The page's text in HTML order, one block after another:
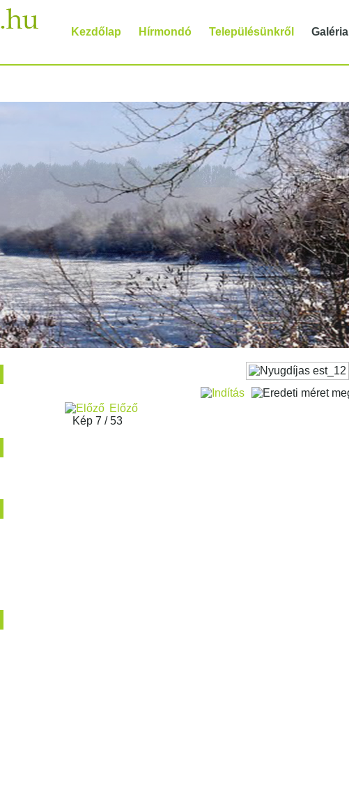
Kezdőlap Hírmondó Településünkről Galéria
Előző
Kép 7 / 53